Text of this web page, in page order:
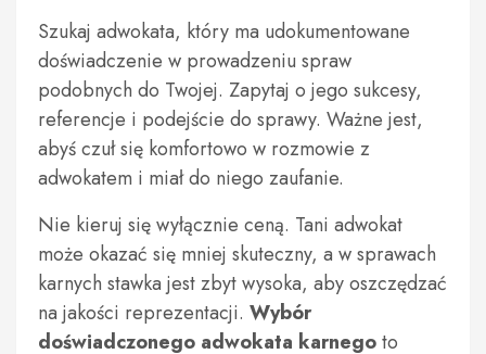
Szukaj adwokata, który ma udokumentowane
doświadczenie w prowadzeniu spraw
podobnych do Twojej. Zapytaj o jego sukcesy,
referencje i podejście do sprawy. Ważne jest,
abyś czuł się komfortowo w rozmowie z
adwokatem i miał do niego zaufanie.
Nie kieruj się wyłącznie ceną. Tani adwokat
może okazać się mniej skuteczny, a w sprawach
karnych stawka jest zbyt wysoka, aby oszczędzać
na jakości reprezentacji. Wybór
doświadczonego adwokata karnegoto